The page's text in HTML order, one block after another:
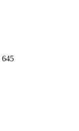
645